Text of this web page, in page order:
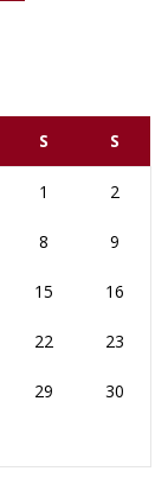
S S
1 2
8 9
15 16
22 23
29 30